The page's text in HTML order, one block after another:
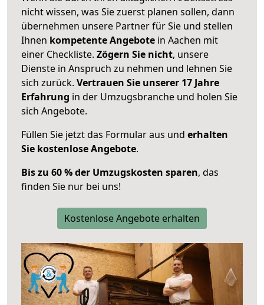
nicht wissen, was Sie zuerst planen sollen, dann
übernehmen unsere Partner für Sie und stellen
Ihnen kompetente Angebote in Aachen mit
einer Checkliste. Zögern Sie nicht, unsere
Dienste in Anspruch zu nehmen und lehnen Sie
sich zurück. Vertrauen Sie unserer 17 Jahre
Erfahrung in der Umzugsbranche und holen Sie
sich Angebote.
Füllen Sie jetzt das Formular aus und erhalten
Sie kostenlose Angebote.
Bis zu 60 % der Umzugskosten sparen, das
finden Sie nur bei uns!
Kostenlose Angebote erhalten